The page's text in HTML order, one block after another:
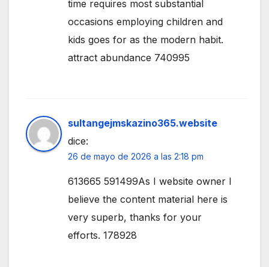
time requires most substantial
occasions employing children and
kids goes for as the modern habit.
attract abundance 740995
sultangejmskazino365.website
dice:
26 de mayo de 2026 a las 2:18 pm
613665 591499As I website owner I
believe the content material here is
very superb, thanks for your
efforts. 178928